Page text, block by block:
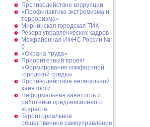
Противодействие коррупции
«Профилактика экстремизма и
терроризма»
Мирнинская городская ТИК
Резерв управленческих кадров
Межрайонная ИФНС России №
6
«Охрана труда»
Приоритетный проект
«Формирование комфортной
городской среды»
Противодействие нелегальной
занятости
Неформальная занятость и
работники предпенсионного
возраста
Территориальное
общественное самоуправление